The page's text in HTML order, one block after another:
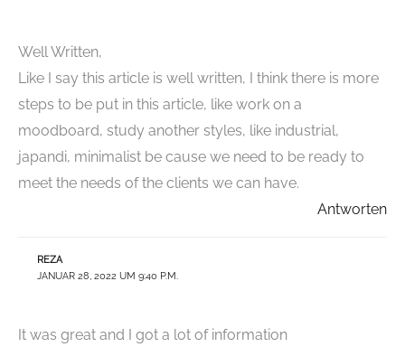
Well Written,
Like I say this article is well written, I think there is more
steps to be put in this article, like work on a
moodboard, study another styles, like industrial,
japandi, minimalist be cause we need to be ready to
meet the needs of the clients we can have.
Antworten
REZA
JANUAR 28, 2022 UM 9:40 P.M.
It was great and I got a lot of information